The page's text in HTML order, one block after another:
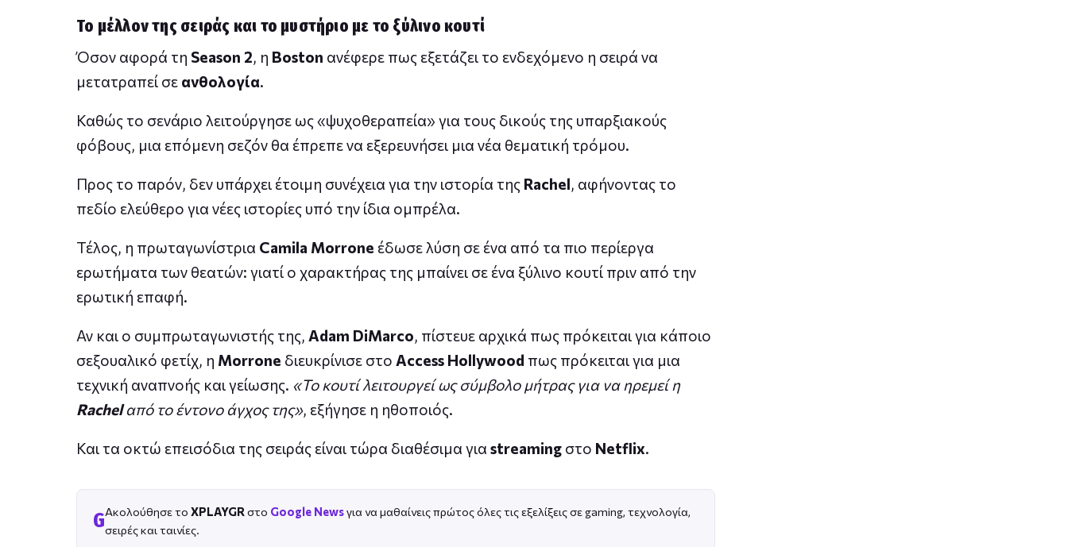
Το μέλλον της σειράς και το μυστήριο με το ξύλινο κουτί
Όσον αφορά τη Season 2, η Boston ανέφερε πως εξετάζει το ενδεχόμενο η σειρά να
μετατραπεί σε ανθολογία.
Καθώς το σενάριο λειτούργησε ως «ψυχοθεραπεία» για τους δικούς της υπαρξιακούς
φόβους, μια επόμενη σεζόν θα έπρεπε να εξερευνήσει μια νέα θεματική τρόμου.
Προς το παρόν, δεν υπάρχει έτοιμη συνέχεια για την ιστορία της Rachel, αφήνοντας το
πεδίο ελεύθερο για νέες ιστορίες υπό την ίδια ομπρέλα.
Τέλος, η πρωταγωνίστρια Camila Morrone έδωσε λύση σε ένα από τα πιο περίεργα
ερωτήματα των θεατών: γιατί ο χαρακτήρας της μπαίνει σε ένα ξύλινο κουτί πριν από την
ερωτική επαφή.
Αν και ο συμπρωταγωνιστής της, Adam DiMarco, πίστευε αρχικά πως πρόκειται για κάποιο
σεξουαλικό φετίχ, η Morrone διευκρίνισε στο Access Hollywood πως πρόκειται για μια
τεχνική αναπνοής και γείωσης. «Το κουτί λειτουργεί ως σύμβολο μήτρας για να ηρεμεί η
Rachelαπό το έντονο άγχος της», εξήγησε η ηθοποιός.
Και τα οκτώ επεισόδια της σειράς είναι τώρα διαθέσιμα για streaming στο Netflix.
GΑκολούθησε το XPLAYGR στο Google Newsγια να μαθαίνεις πρώτος όλες τις εξελίξεις σε gaming, τεχνολογία,
σειρές και ταινίες.